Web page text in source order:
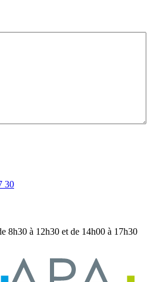
30
8h30 à 12h30 et de 14h00 à 17h30